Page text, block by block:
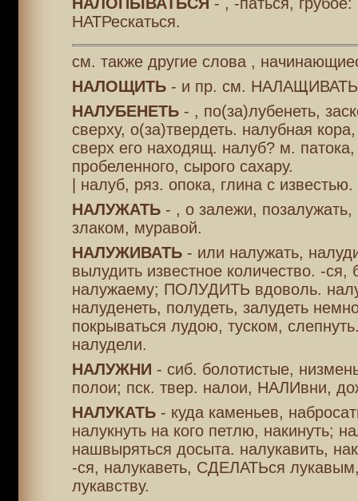
НАТРескаться.
см. также другие слова ,
НАЛОЩИТЬ- и пр. см.
НАЛУБЕНЕТЬ- , по(за)лубенеть,
сверху, о(за)твердеть. налубная
сверх его находящ. налуб? м.
пробеленного, сырого сахару.
| налуб, ряз. опока, глина с известью.
НАЛУЖАТЬ- , о залежи, позалужать,
злаком, муравой.
НАЛУЖИВАТЬ- или налужать,
вылудить известное количество. -ся,
налужаему; ПОЛУДИТЬ вдоволь.
налуденеть, полудеть, залудеть
покрываться лудою, туском,
налудели.
НАЛУЖНИ - сиб. болотистые,
полои; пск. твер. налои, НАЛИвни,
НАЛУКАТЬ- куда каменьев,
налукнуть на кого петлю, накинуть;
нашвыряться досыта. налукавить,
-ся, налукаветь, СДЕЛАТЬся
лукавству.